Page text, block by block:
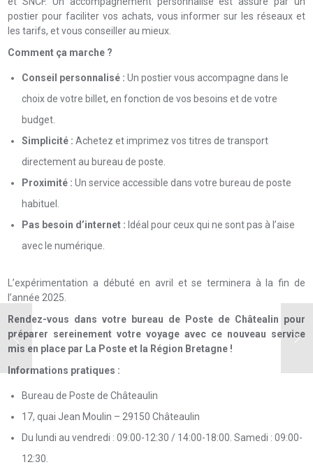
postier pour faciliter vos achats, vous informer sur les réseaux et
les tarifs, et vous conseiller au mieux.
Comment ça marche ?
Conseil personnalisé : Un postier vous accompagne dans le
choix de votre billet, en fonction de vos besoins et de votre
budget.
Simplicité : Achetez et imprimez vos titres de transport
directement au bureau de poste.
Proximité : Un service accessible dans votre bureau de poste
habituel.
Pas besoin d’internet : Idéal pour ceux qui ne sont pas à l’aise
avec le numérique.
L’expérimentation a débuté en avril et se terminera à la fin de
l’année 2025.
Rendez-vous dans votre bureau de Poste de Châtealin pour
préparer sereinement votre voyage avec ce nouveau service
mis en place par La Poste et la Région Bretagne !
Informations pratiques :
Bureau de Poste de Châteaulin
17, quai Jean Moulin – 29150 Châteaulin
Du lundi au vendredi : 09:00-12:30 / 14:00-18:00. Samedi : 09:00-
12:30.